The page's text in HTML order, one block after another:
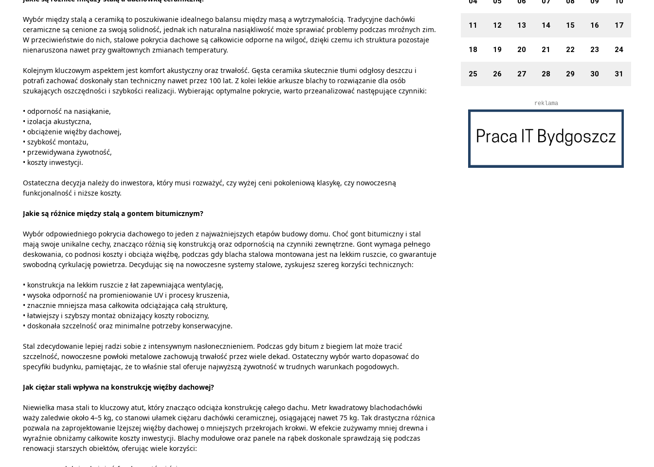
Wybór między stalą a ceramiką to poszukiwanie idealnego balansu między masą a wytrzymałością. Tradycyjne dachówki
ceramiczne są cenione za swoją solidność, jednak ich naturalna nasiąkliwość może sprawiać problemy podczas mroźnych zim.
W przeciwieństwie do nich, stalowe pokrycia dachowe są całkowicie odporne na wilgoć, dzięki czemu ich struktura pozostaje
nienaruszona nawet przy gwałtownych zmianach temperatury.
Kolejnym kluczowym aspektem jest komfort akustyczny oraz trwałość. Gęsta ceramika skutecznie tłumi odgłosy deszczu i
potrafi zachować doskonały stan techniczny nawet przez 100 lat. Z kolei lekkie arkusze blachy to rozwiązanie dla osób
szukających oszczędności i szybkości realizacji. Wybierając optymalne pokrycie, warto przeanalizować następujące czynniki:
• odporność na nasiąkanie,
• izolacja akustyczna,
• obciążenie więźby dachowej,
• szybkość montażu,
• przewidywana żywotność,
• koszty inwestycji.
Ostateczna decyzja należy do inwestora, który musi rozważyć, czy wyżej ceni pokoleniową klasykę, czy nowoczesną
funkcjonalność i niższe koszty.
Jakie są różnice między stalą a gontem bitumicznym?
Wybór odpowiedniego pokrycia dachowego to jeden z najważniejszych etapów budowy domu. Choć gont bitumiczny i stal
mają swoje unikalne cechy, znacząco różnią się konstrukcją oraz odpornością na czynniki zewnętrzne. Gont wymaga pełnego
deskowania, co podnosi koszty i obciąża więźbę, podczas gdy blacha stalowa montowana jest na lekkim ruszcie, co gwarantuje
swobodną cyrkulację powietrza. Decydując się na nowoczesne systemy stalowe, zyskujesz szereg korzyści technicznych:
• konstrukcja na lekkim ruszcie z łat zapewniająca wentylację,
• wysoka odporność na promieniowanie UV i procesy kruszenia,
• znacznie mniejsza masa całkowita odciążająca całą strukturę,
• łatwiejszy i szybszy montaż obniżający koszty robocizny,
• doskonała szczelność oraz minimalne potrzeby konserwacyjne.
Stal zdecydowanie lepiej radzi sobie z intensywnym nasłonecznieniem. Podczas gdy bitum z biegiem lat może tracić
szczelność, nowoczesne powłoki metalowe zachowują trwałość przez wiele dekad. Ostateczny wybór warto dopasować do
specyfiki budynku, pamiętając, że to właśnie stal oferuje najwyższą żywotność w trudnych warunkach pogodowych.
Jak ciężar stali wpływa na konstrukcję więźby dachowej?
Niewielka masa stali to kluczowy atut, który znacząco odciąża konstrukcję całego dachu. Metr kwadratowy blachodachówki
waży zaledwie około 4–5 kg, co stanowi ułamek ciężaru dachówki ceramicznej, osiągającej nawet 75 kg. Tak drastyczna różnica
pozwala na zaprojektowanie lżejszej więźby dachowej o mniejszych przekrojach krokwi. W efekcie zużywamy mniej drewna i
wyraźnie obniżamy całkowite koszty inwestycji. Blachy modułowe oraz panele na rąbek doskonale sprawdzają się podczas
renowacji starszych obiektów, oferując wiele korzyści:
11 12 13 14 15 16 17
18 19 20 21 22 23 24
25 26 27 28 29 30 31
reklama